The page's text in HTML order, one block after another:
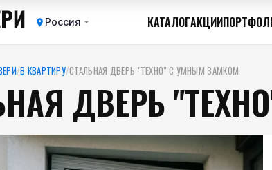
Россия КАТАЛОГАКЦИИ
/В КВАРТИРУ/СТАЛЬНАЯ ДВЕРЬ "ТЕХНО" C УМНЫМ ЗАМКОМ
ДВЕРЬ